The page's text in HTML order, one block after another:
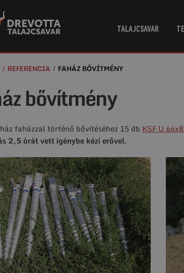
TALAJCSAVAR
REFERENCIA FAHÁZ BŐVÍTMÉNY
bővítmény
faházzal történő bővítéséhez 15 db KSF U
2,5 órát vett igénybe kézi erővel.